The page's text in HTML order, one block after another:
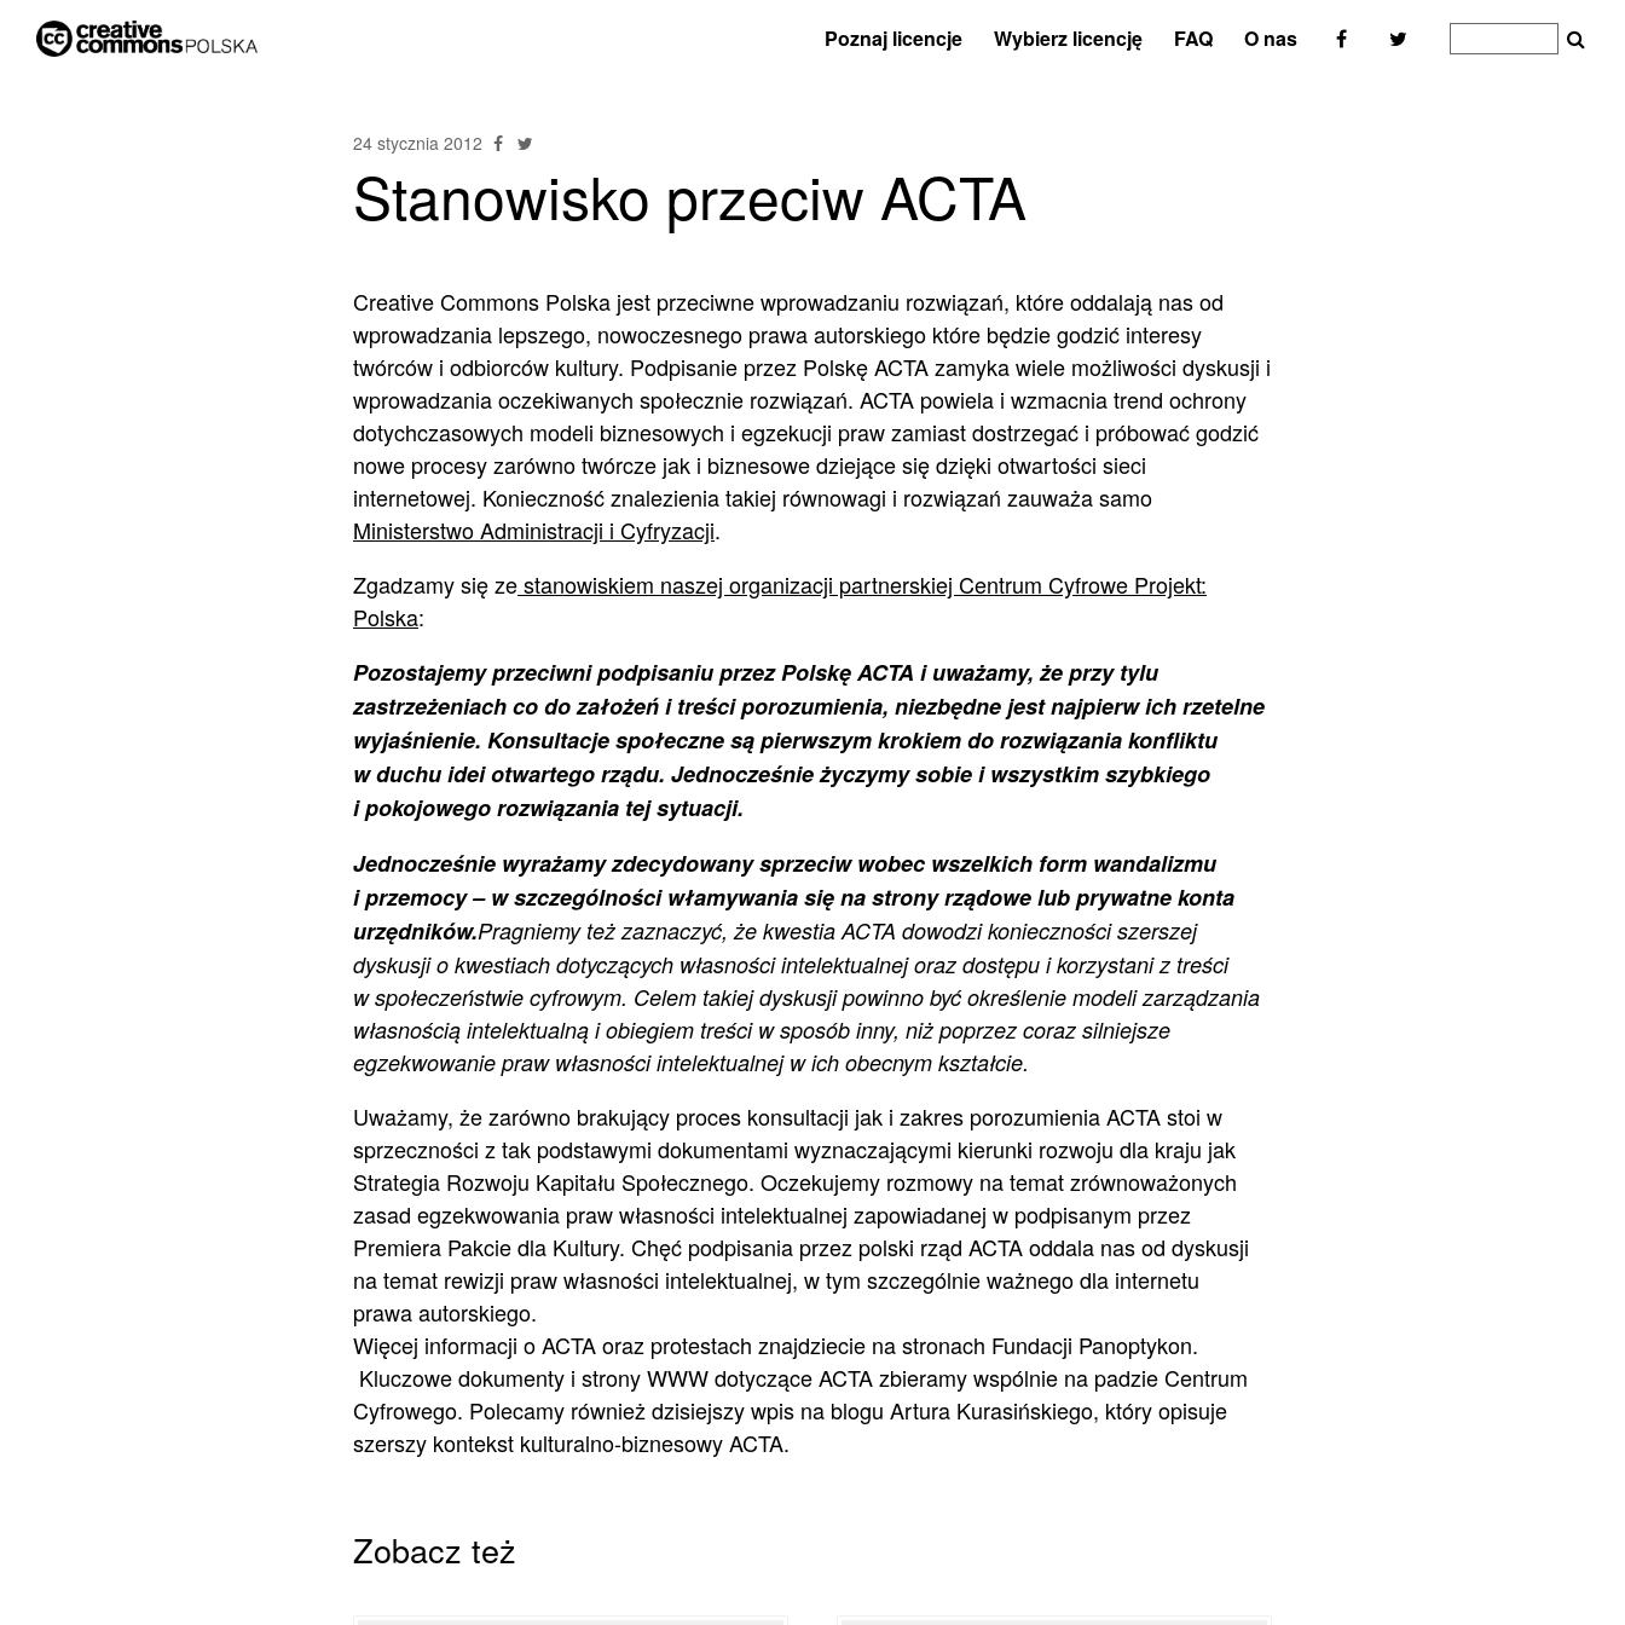
Poznaj licencje Wybierz licencję FAQ O nas
24 stycznia 2012
Stanowisko przeciw ACTA
Creative Commons Polska jest przeciwne wprowadzaniu rozwiązań, które oddalają nas od
wprowadzania lepszego, nowoczesnego prawa autorskiego które będzie godzić interesy
twórców i odbiorców kultury. Podpisanie przez Polskę ACTA zamyka wiele możliwości dyskusji i
wprowadzania oczekiwanych społecznie rozwiązań. ACTA powiela i wzmacnia trend ochrony
dotychczasowych modeli biznesowych i egzekucji praw zamiast dostrzegać i próbować godzić
nowe procesy zarówno twórcze jak i biznesowe dziejące się dzięki otwartości sieci
internetowej. Konieczność znalezienia takiej równowagi i rozwiązań zauważa samo
Ministerstwo Administracji i Cyfryzacji.
Zgadzamy się zestanowiskiem naszej organizacji partnerskiej Centrum Cyfrowe Projekt:
Polska:
Pozostajemy przeciwni podpisaniu przez Polskę ACTA i uważamy, że przy tylu
zastrzeżeniach co do założeń i treści porozumienia, niezbędne jest najpierw ich rzetelne
wyjaśnienie. Konsultacje społeczne są pierwszym krokiem do rozwiązania konfliktu
w duchu idei otwartego rządu. Jednocześnie życzymy sobie i wszystkim szybkiego
i pokojowego rozwiązania tej sytuacji.
Jednocześnie wyrażamy zdecydowany sprzeciw wobec wszelkich form wandalizmu
i przemocy – w szczególności włamywania się na strony rządowe lub prywatne konta
urzędników.Pragniemy też zaznaczyć, że kwestia ACTA dowodzi konieczności szerszej
dyskusji o kwestiach dotyczących własności intelektualnej oraz dostępu i korzystani z treści
w społeczeństwie cyfrowym. Celem takiej dyskusji powinno być określenie modeli zarządzania
własnością intelektualną i obiegiem treści w sposób inny, niż poprzez coraz silniejsze
egzekwowanie praw własności intelektualnej w ich obecnym kształcie.
Uważamy, że zarówno brakujący proces konsultacji jak i zakres porozumienia ACTA stoi w
sprzeczności z tak podstawymi dokumentami wyznaczającymi kierunki rozwoju dla kraju jak
Strategia Rozwoju Kapitału Społecznego. Oczekujemy rozmowy na temat zrównoważonych
zasad egzekwowania praw własności intelektualnej zapowiadanej w podpisanym przez
Premiera Pakcie dla Kultury. Chęć podpisania przez polski rząd ACTA oddala nas od dyskusji
na temat rewizji praw własności intelektualnej, w tym szczególnie ważnego dla internetu
prawa autorskiego.
Więcej informacji o ACTA oraz protestach znajdziecie na stronach Fundacji Panoptykon.
Kluczowe dokumenty i strony WWW dotyczące ACTA zbieramy wspólnie na padzieCentrum
Cyfrowego. Polecamy również dzisiejszywpis na blogu Artura Kurasińskiego, który opisuje
szerszy kontekst kulturalno-biznesowy ACTA.
Zobacz też